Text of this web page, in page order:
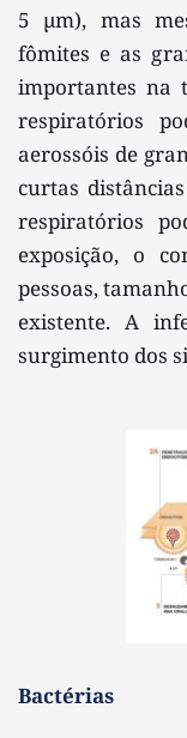
5 µm), mas
fômites e as
importantes na
respiratórios
aerossóis de
curtas
respiratórios
exposição, o
pessoas,
existente. A
surgimento dos
Bactérias